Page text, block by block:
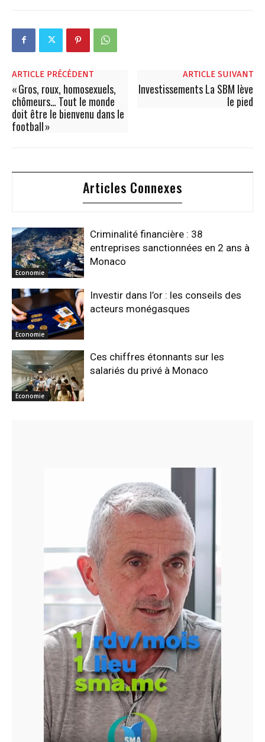
ARTICLE PRÉCÉDENT
« Gros, roux, homosexuels,
chômeurs… Tout le monde
doit être le bienvenu dans le
football »
ARTICLE SUIVANT
Investissements La SBM lève
le pied
Articles Connexes
Economie
Criminalité financière : 38
entreprises sanctionnées en 2 ans à
Monaco
Economie
Investir dans l’or : les conseils des
acteurs monégasques
Economie
Ces chiffres étonnants sur les
salariés du privé à Monaco